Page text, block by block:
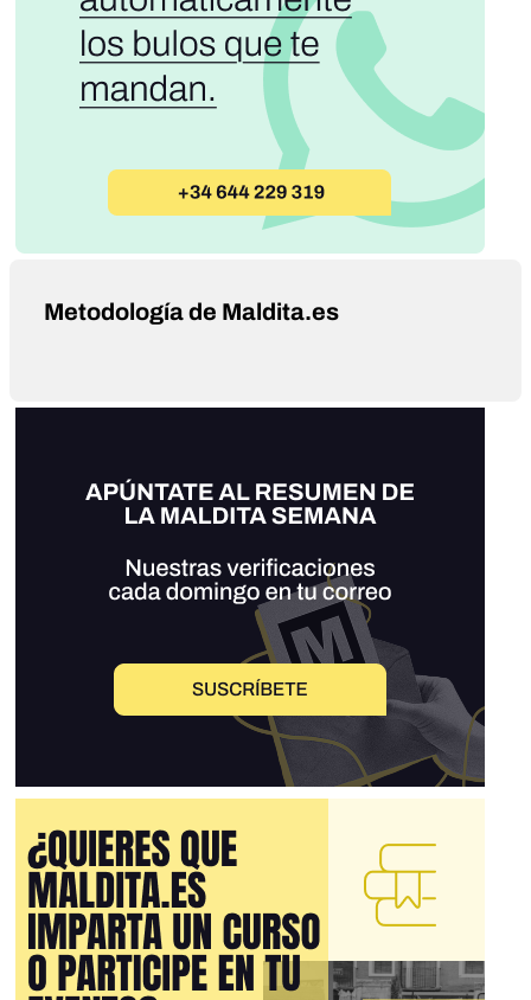
Metodología de Maldita.es